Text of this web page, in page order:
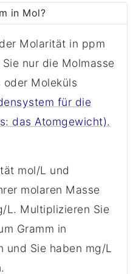
in Mol?
Molarität in ppm
nur die Molmasse
oder Moleküls
für die
das Atomgewicht).
mol/L und
molaren Masse
L. Multiplizieren Sie
Gramm in
und Sie haben mg/L